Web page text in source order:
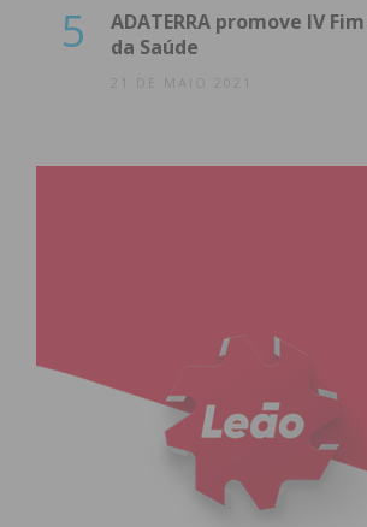
5
ADATERRA promove IV
da Saúde
21 DE MAIO 2021